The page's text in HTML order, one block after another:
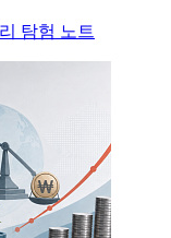
탐험 노트